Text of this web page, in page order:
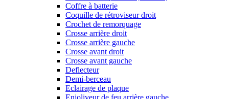
Coffre à batterie
Coquille de rétroviseur droit
Crochet de remorquage
Crosse arrière droit
Crosse arrière gauche
Crosse avant droit
Crosse avant gauche
Deflecteur
Demi-berceau
Eclairage de plaque
Enjoliveur de feu arrière gauche